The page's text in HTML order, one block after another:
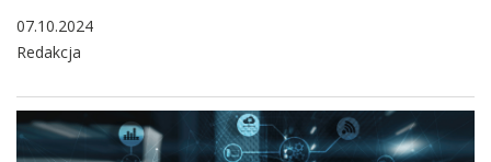
07.10.2024
Redakcja